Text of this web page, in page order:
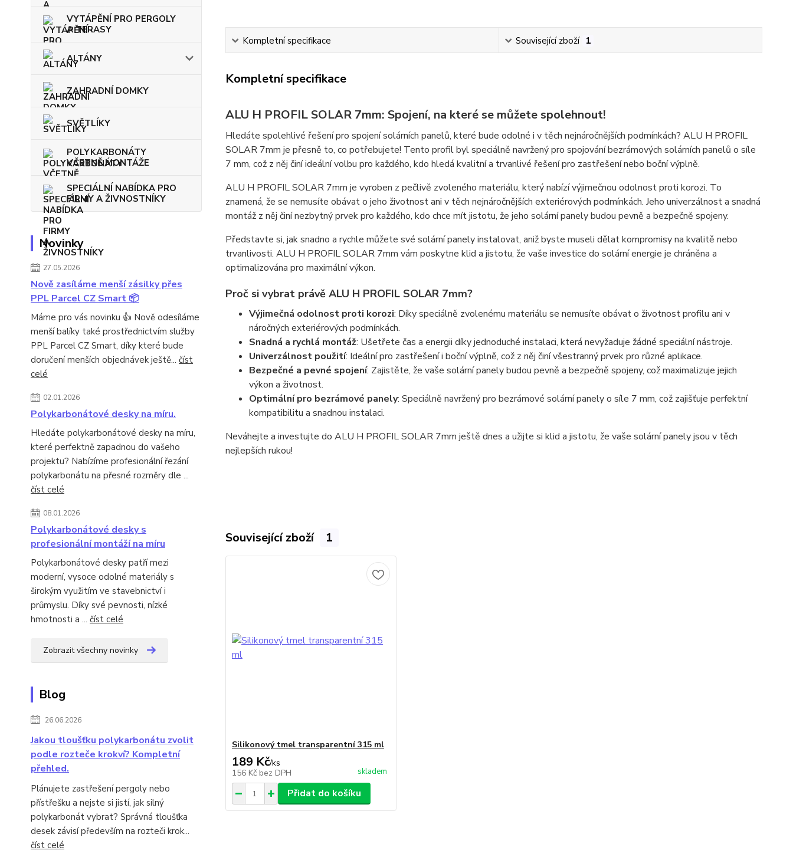
VYTÁPĚNÍ PRO PERGOLY
A TERASY
ALTÁNY
ZAHRADNÍ DOMKY
SVĚTLÍKY
POLYKARBONÁTY
VČETNĚ MONTÁŽE
SPECIÁLNÍ NABÍDKA PRO
FIRMY A ŽIVNOSTNÍKY
Novinky
27.05.2026
Nově zasíláme menší zásilky přes
PPL Parcel CZ Smart 📦
Máme pro vás novinku 👍 Nově odesíláme
menší balíky také prostřednictvím služby
PPL Parcel CZ Smart, díky které bude
doručení menších objednávek ještě... číst
celé
02.01.2026
Polykarbonátové desky na míru.
Hledáte polykarbonátové desky na míru,
které perfektně zapadnou do vašeho
projektu? Nabízíme profesionální řezání
polykarbonátu na přesné rozměry dle ...
číst celé
08.01.2026
Polykarbonátové desky s
profesionální montáží na míru
Polykarbonátové desky patří mezi
moderní, vysoce odolné materiály s
širokým využitím ve stavebnictví i
průmyslu. Díky své pevnosti, nízké
hmotnosti a ... číst celé
Zobrazit všechny novinky
Blog
26.06.2026
Jakou tloušťku polykarbonátu zvolit
podle rozteče krokví? Kompletní
přehled.
Plánujete zastřešení pergoly nebo
přístřešku a nejste si jistí, jak silný
polykarbonát vybrat? Správná tloušťka
desek závisí především na rozteči krok...
číst celé
Kompletní specifikace Související zboží 1
Kompletní specifikace
ALU H PROFIL SOLAR 7mm: Spojení, na které se můžete spolehnout!
Hledáte spolehlivé řešení pro spojení solárních panelů, které bude odolné i v těch nejnáročnějších podmínkách? ALU H PROFIL
SOLAR 7mm je přesně to, co potřebujete! Tento profil byl speciálně navržený pro spojování bezrámových solárních panelů o síle
7 mm, což z něj činí ideální volbu pro každého, kdo hledá kvalitní a trvanlivé řešení pro zastřešení nebo boční výplně.
ALU H PROFIL SOLAR 7mm je vyroben z pečlivě zvoleného materiálu, který nabízí výjimečnou odolnost proti korozi. To
znamená, že se nemusíte obávat o jeho životnost ani v těch nejnáročnějších exteriérových podmínkách. Jeho univerzálnost a snadná
montáž z něj činí nezbytný prvek pro každého, kdo chce mít jistotu, že jeho solární panely budou pevně a bezpečně spojeny.
Představte si, jak snadno a rychle můžete své solární panely instalovat, aniž byste museli dělat kompromisy na kvalitě nebo
trvanlivosti. ALU H PROFIL SOLAR 7mm vám poskytne klid a jistotu, že vaše investice do solární energie je chráněna a
optimalizována pro maximální výkon.
Proč si vybrat právě ALU H PROFIL SOLAR 7mm?
Výjimečná odolnost proti korozi: Díky speciálně zvolenému materiálu se nemusíte obávat o životnost profilu ani v
náročných exteriérových podmínkách.
Snadná a rychlá montáž: Ušetřete čas a energii díky jednoduché instalaci, která nevyžaduje žádné speciální nástroje.
Univerzálnost použití: Ideální pro zastřešení i boční výplně, což z něj činí všestranný prvek pro různé aplikace.
Bezpečné a pevné spojení: Zajistěte, že vaše solární panely budou pevně a bezpečně spojeny, což maximalizuje jejich
výkon a životnost.
Optimální pro bezrámové panely: Speciálně navržený pro bezrámové solární panely o síle 7 mm, což zajišťuje perfektní
kompatibilitu a snadnou instalaci.
Neváhejte a investujte do ALU H PROFIL SOLAR 7mm ještě dnes a užijte si klid a jistotu, že vaše solární panely jsou v těch
nejlepších rukou!
Související zboží 1
Silikonový tmel transparentní 315 ml
189 Kč/ks
156 Kč bez DPH skladem
Přidat do košíku